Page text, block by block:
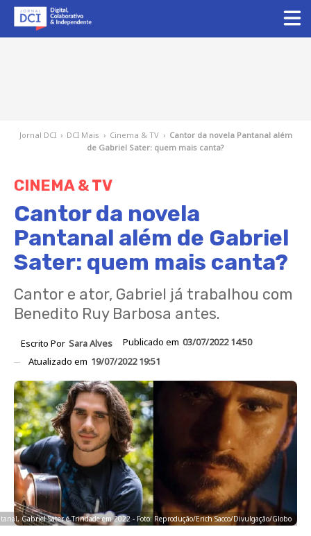
Jornal DCI › DCI Mais › Cinema & TV › Cantor da novela Pantanal além
de Gabriel Sater: quem mais canta?
CINEMA & TV
Cantor da novela
Pantanal além de Gabriel
Sater: quem mais canta?
Cantor e ator, Gabriel já trabalhou com
Benedito Ruy Barbosa antes.
Escrito Por Sara Alves Publicado em 03/07/2022 14:50
Atualizado em 19/07/2022 19:51
Gabriel Sater é Trindade em 2022 - Foto: Reprodução/Erich Sacco/Divulgação/Globo